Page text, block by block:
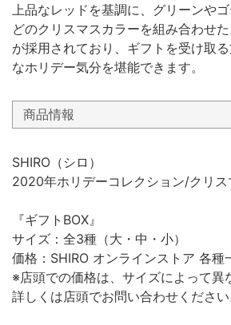
上品なレッドを基調に、グリーンや
どのクリスマスカラーを組み合わせ
が採用されており、ギフトを受け取
なホリデー気分を堪能できます。
商品情報
SHIRO（シロ）
2020年ホリデーコレクション/クリス
『ギフトBOX』
サイズ：全3種（大・中・小）
価格：SHIRO オンラインストア 各種
※店頭での価格は、サイズによって異
詳しくは店頭でお問い合わせください